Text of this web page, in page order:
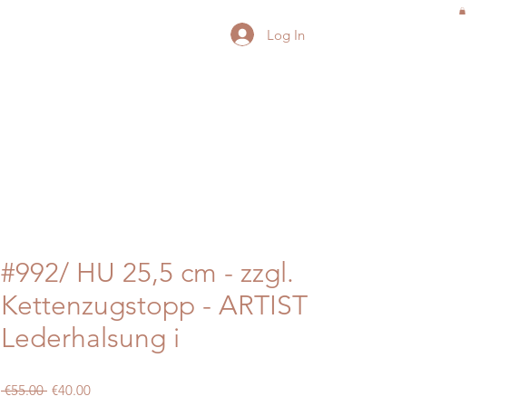
Log In
#992/ HU 25,5 cm - zzgl.
Kettenzugstopp - ARTIST
Lederhalsung i
€55.00 Regular
€40.00Sale